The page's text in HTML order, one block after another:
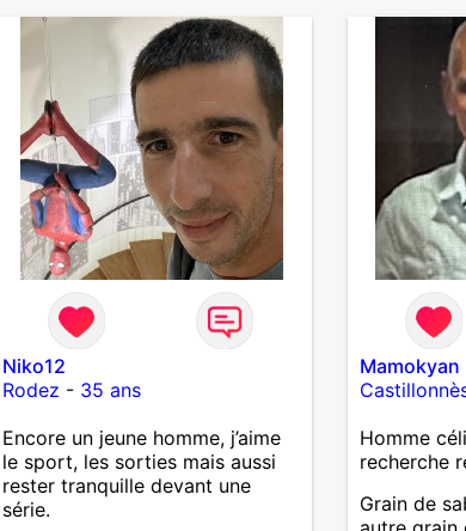
se relaxer, se détendre et
finalement prendre du bon
temps. C'est difficile de tout
dire en quelques lignes. En
revanche, vous pouvez me
contacter pour avoir plus
d'informations. A bientôt
Niko12
Rodez - 35 ans
Encore un jeune homme, j’aime
le sport, les sorties mais aussi
rester tranquille devant une
série.
Mamokyan
Homme
recherche
Grain de